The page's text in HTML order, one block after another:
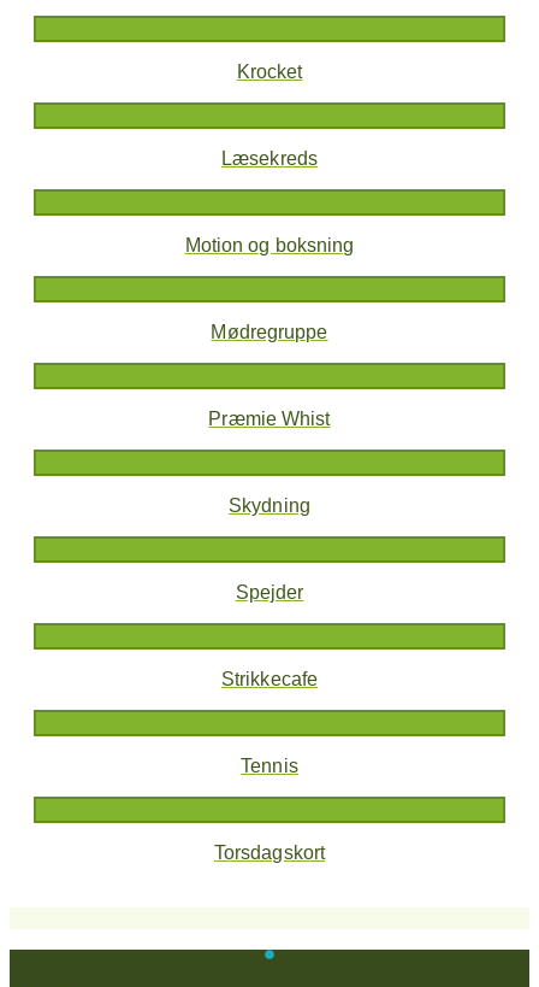
Krocket
Læsekreds
Motion og boksning
Mødregruppe
Præmie Whist
Skydning
Spejder
Strikkecafe
Tennis
Torsdagskort